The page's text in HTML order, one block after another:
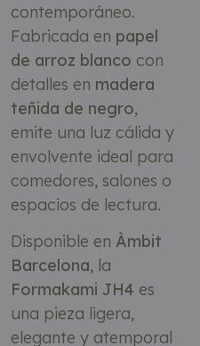
contemporáneo.
Fabricada en papel
de arroz blanco con
detalles en madera
teñida de negro,
emite una luz cálida y
envolvente ideal para
comedores, salones o
espacios de lectura.
Disponible en Àmbit
Barcelona, la
Formakami JH4 es
una pieza ligera,
elegante y atemporal